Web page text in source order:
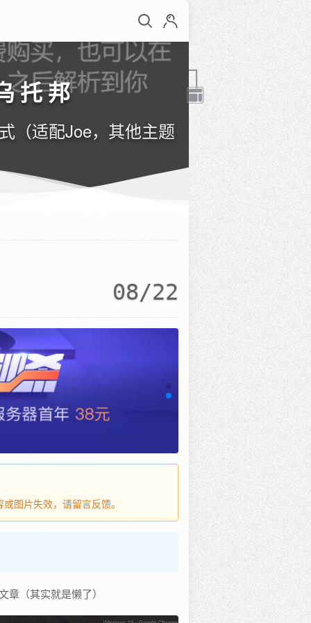
托邦
（适配Joe，其他主题
08/22
图片失效，请留言反馈。
（其实就是懒了）